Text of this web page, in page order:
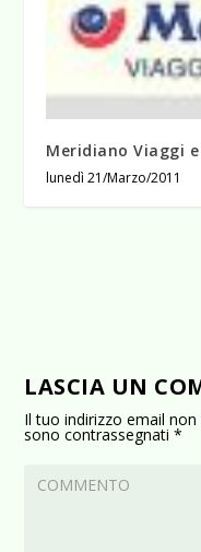
Meridiano Viaggi
lunedì 21/Marzo/2011
LASCIA UN
Il tuo indirizzo email
sono contrassegnati*